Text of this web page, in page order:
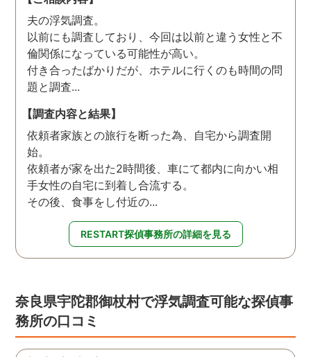
夫の浮気調査。
以前にも調査しており、今回は以前と違う女性と不
倫関係になっている可能性が高い。
付き合ったばかりだが、ホテルに行くのも時間の問
題と調査...
【調査内容と結果】
依頼者家族との旅行を断った為、自宅から調査開
始。
依頼者が家を出た2時間後、車にて都内に向かい相
手女性の自宅に到着し合流する。
その後、食事をし付近の...
RESTART探偵事務所の詳細を見る
奈良県宇陀郡御杖村で浮気調査可能な探偵事
務所の口コミ